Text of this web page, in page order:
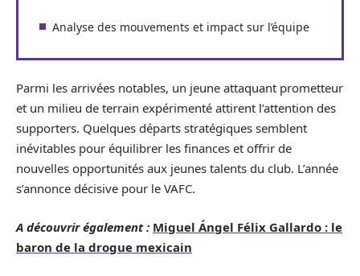
Analyse des mouvements et impact sur l’équipe
Parmi les arrivées notables, un jeune attaquant prometteur
et un milieu de terrain expérimenté attirent l’attention des
supporters. Quelques départs stratégiques semblent
inévitables pour équilibrer les finances et offrir de
nouvelles opportunités aux jeunes talents du club. L’année
s’annonce décisive pour le VAFC.
A découvrir également : Miguel Ángel Félix Gallardo : le
baron de la drogue mexicain